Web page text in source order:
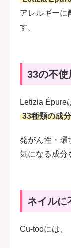
アレルギーに
す。
33の不使
Letizia Épure
33種類の成
発がん性・環
気になる成分
ネイルに
Cu-tooには、